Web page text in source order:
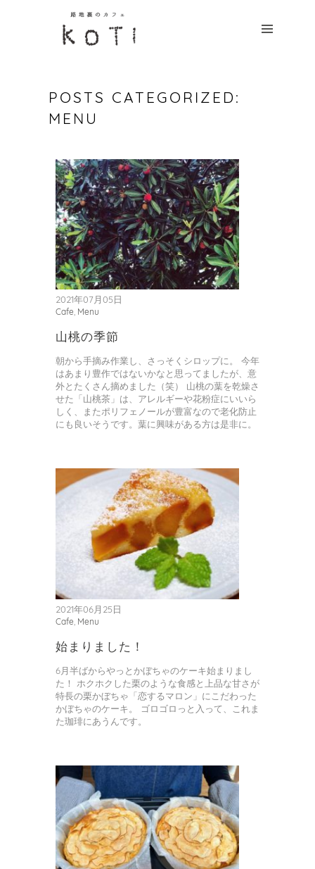
CONCEPT
CONTACT
POSTS CATEGORIZED:
MENU
2021年07月05日
Cafe, Menu
山桃の季節
朝から手摘み作業し、さっそくシロップに。 今年
はあまり豊作ではないかなと思ってましたが、意
外とたくさん摘めました（笑） 山桃の葉を乾燥さ
せた「山桃茶」は、アレルギーや花粉症にいいら
しく、またポリフェノールが豊富なので老化防止
にも良いそうです。葉に興味がある方は是非に。
2021年06月25日
Cafe Menu
始まりました！
6月半ばからやっとかぼちゃのケーキ始まりまし
た！ ホクホクした栗のような食感と上品な甘さが
特長の栗かぼちゃ「恋するマロン」にこだわった
かぼちゃのケーキ。 ゴロゴロっと入って、これま
た珈琲にあうんです。